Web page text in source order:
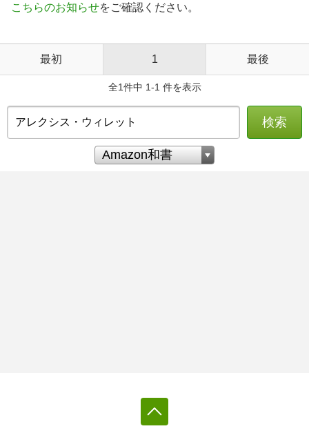
こちらのお知らせをご確認ください。
最初 1 最後
全1件中 1-1 件を表示
検索